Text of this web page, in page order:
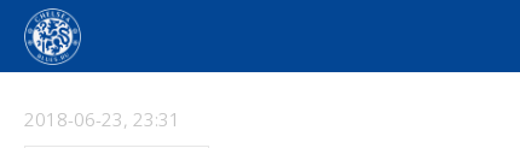
2018-06-23, 23:31